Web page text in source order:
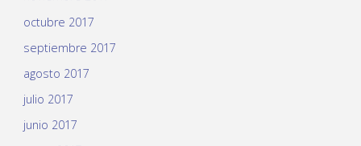
octubre 2017
septiembre 2017
agosto 2017
julio 2017
junio 2017